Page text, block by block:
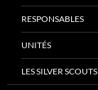
RESPONSABLES
UNITÉS
LES SILVER SCOUTS